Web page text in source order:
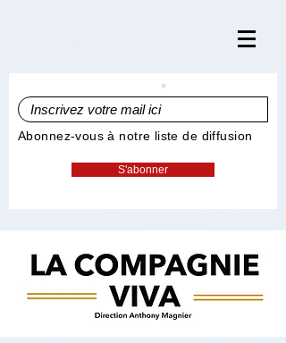
Abonnez-vous à notre liste de diffusion
S'abonner